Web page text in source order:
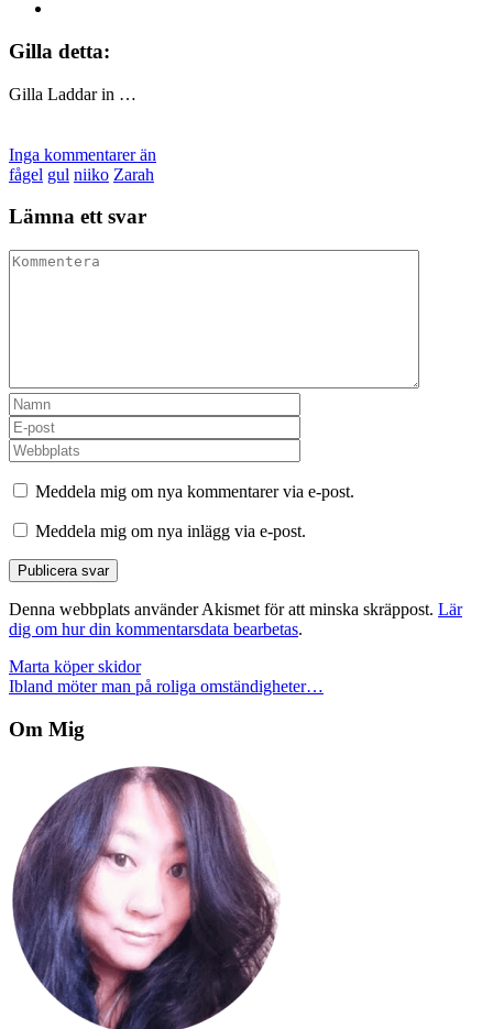
Gilla detta:
Gilla Laddar in …
Inga kommentarer än
fågel gul niiko Zarah
Lämna ett svar
Meddela mig om nya kommentarer via e-post.
Meddela mig om nya inlägg via e-post.
Denna webbplats använder Akismet för att minska skräppost. Lär
dig om hur din kommentarsdata bearbetas.
Inläggsnavigering
Marta köper skidor
Ibland möter man på roliga omständigheter…
Om Mig